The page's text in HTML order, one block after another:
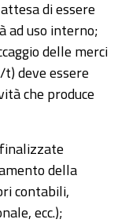
di essere
ad uso interno;
delle merci
deve essere
che produce
della
contabili,
ecc.);